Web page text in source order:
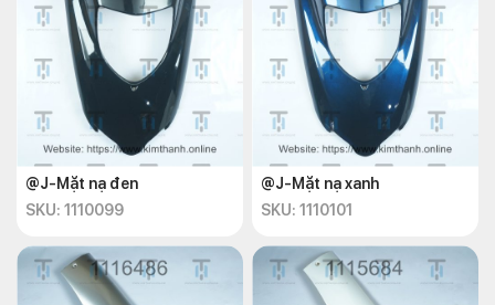
@J-Mặt nạ đen
SKU: 1110099
@J-Mặt nạ xanh
SKU: 1110101